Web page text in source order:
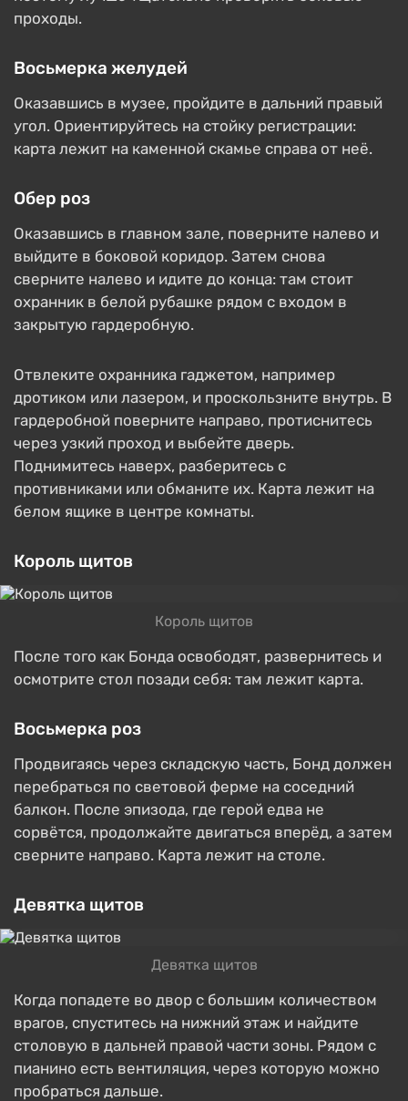
проходы.
Восьмерка желудей
Оказавшись в музее, пройдите в дальний правый
угол. Ориентируйтесь на стойку регистрации:
карта лежит на каменной скамье справа от неё.
Обер роз
Оказавшись в главном зале, поверните налево и
выйдите в боковой коридор. Затем снова
сверните налево и идите до конца: там стоит
охранник в белой рубашке рядом с входом в
закрытую гардеробную.
Отвлеките охранника гаджетом, например
дротиком или лазером, и проскользните внутрь. В
гардеробной поверните направо, протиснитесь
через узкий проход и выбейте дверь.
Поднимитесь наверх, разберитесь с
противниками или обманите их. Карта лежит на
белом ящике в центре комнаты.
Король щитов
Король щитов
После того как Бонда освободят, развернитесь и
осмотрите стол позади себя: там лежит карта.
Восьмерка роз
Продвигаясь через складскую часть, Бонд должен
перебраться по световой ферме на соседний
балкон. После эпизода, где герой едва не
сорвётся, продолжайте двигаться вперёд, а затем
сверните направо. Карта лежит на столе.
Девятка щитов
Девятка щитов
Когда попадете во двор с большим количеством
врагов, спуститесь на нижний этаж и найдите
столовую в дальней правой части зоны. Рядом с
пианино есть вентиляция, через которую можно
пробраться дальше.